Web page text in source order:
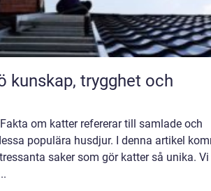
om katter refererar till samlade och
populära husdjur. I denna artikel
saker som gör katter så unika. Vi